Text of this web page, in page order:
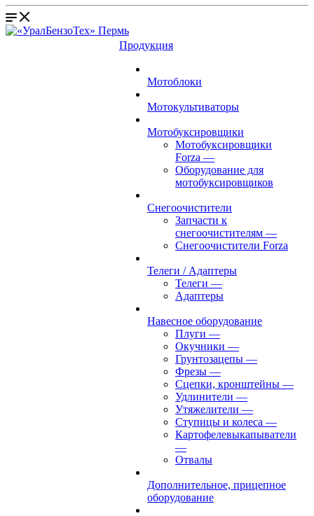
Продукция
Мотоблоки
Мотокультиваторы
Мотобуксировщики
Мотобуксировщики
Forza —
Оборудование для
мотобуксировщиков
Снегоочистители
Запчасти к
снегоочистителям —
Снегоочистители Forza
Телеги / Адаптеры
Телеги —
Адаптеры
Навесное оборудование
Плуги —
Окучники —
Грунтозацепы —
Фрезы —
Сцепки, кронштейны —
Удлинители —
Утяжелители —
Ступицы и колеса —
Картофелевыкапыватели
—
Отвалы
Дополнительное, прицепное
оборудование